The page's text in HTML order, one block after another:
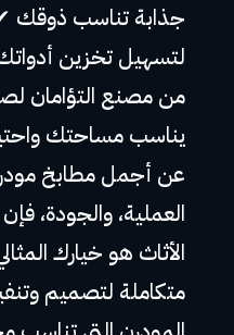
جذابة تناسب ذوقك
لتسهيل تخزين
من مصنع التؤامان
يناسب مساحتك
عن أجمل مطابخ
العملية، والجودة،
الأثاث هو خيارك
متكاملة لتصميم